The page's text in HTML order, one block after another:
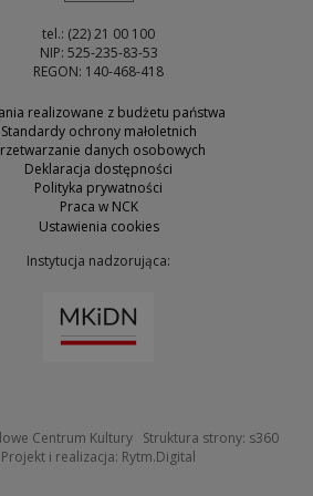
tel.: (22) 21 00 100
NIP: 525-235-83-53
REGON: 140-468-418
realizowane z budżetu państwa
Standardy ochrony małoletnich
danych osobowych
Deklaracja dostępności
Polityka prywatności
Praca w NCK
Ustawienia cookies
Instytucja nadzorująca:
Centrum KulturyStruktura strony: s360
Projekt i realizacja: Rytm.Digital